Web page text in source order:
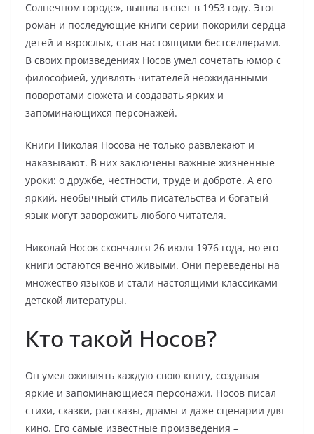
Солнечном городе», вышла в свет в 1953 году. Этот
роман и последующие книги серии покорили сердца
детей и взрослых, став настоящими бестселлерами.
В своих произведениях Носов умел сочетать юмор с
философией, удивлять читателей неожиданными
поворотами сюжета и создавать ярких и
запоминающихся персонажей.
Книги Николая Носова не только развлекают и
наказывают. В них заключены важные жизненные
уроки: о дружбе, честности, труде и доброте. А его
яркий, необычный стиль писательства и богатый
язык могут заворожить любого читателя.
Николай Носов скончался 26 июля 1976 года, но его
книги остаются вечно живыми. Они переведены на
множество языков и стали настоящими классиками
детской литературы.
Кто такой Носов?
Он умел оживлять каждую свою книгу, создавая
яркие и запоминающиеся персонажи. Носов писал
стихи, сказки, рассказы, драмы и даже сценарии для
кино. Его самые известные произведения –